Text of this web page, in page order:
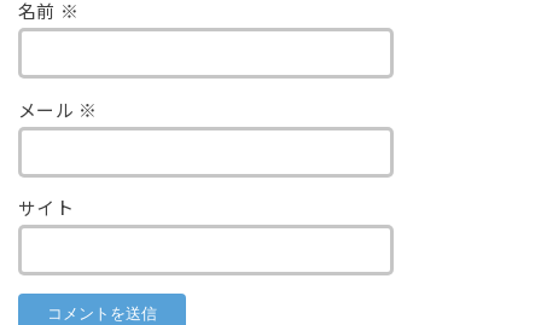
名前 ※
メール ※
サイト